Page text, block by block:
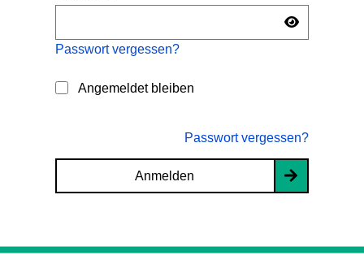
Passwort vergessen?
Angemeldet bleiben
Passwort vergessen?
Anmelden